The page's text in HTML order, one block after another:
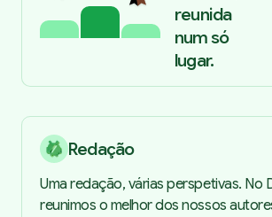
reunida
num só
lugar.
Redação
Uma redação, várias perspetivas. No
reunimos o melhor dos nossos